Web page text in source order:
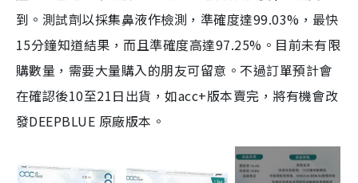
到。測試劑以採集鼻液作檢測，準確度達99.03%，最快
15分鐘知道結果，而且準確度高達97.25%。目前未有限
購數量，需要大量購入的朋友可留意。不過訂單預計會
在確認後10至21日出貨，如acc+版本賣完，將有機會改
發DEEPBLUE 原廠版本。